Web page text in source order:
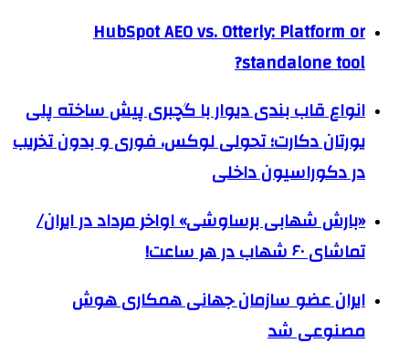
HubSpot AEO vs. Otterly: Platform or
standalone tool?
انواع قاب بندی دیوار با گچبری پیش ساخته پلی
یورتان دکارت؛ تحولی لوکس، فوری و بدون تخریب
در دکوراسیون داخلی
«بارش شهابی برساوشی» اواخر مرداد در ایران/
تماشای ۶۰ شهاب در هر ساعت!
ایران عضو سازمان جهانی همکاری هوش
مصنوعی شد